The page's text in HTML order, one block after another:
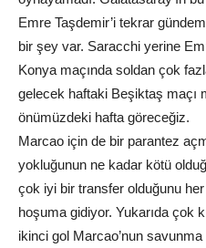
Emre Taşdemir’i tekrar
bir şey var. Saracchi yerine
Konya maçında soldan çok
gelecek haftaki Beşiktaş maçı
önümüzdeki hafta göreceğiz.
Marcao için de bir parantez
yokluğunun ne kadar kötü
çok iyi bir transfer olduğunu
hoşuma gidiyor. Yukarıda çok
ikinci gol Marcao’nun savunma